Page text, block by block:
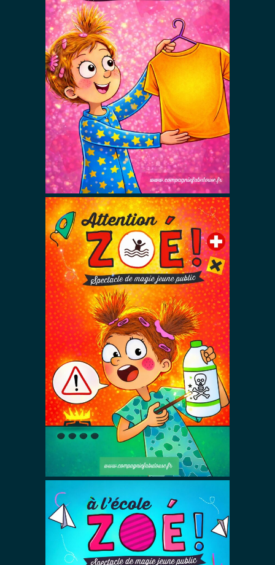
Habille-toi
Zoé !
Spectacles De Magie Avec Zoé
Attention Zoé
!
Spectacles De Magie Avec Zoé